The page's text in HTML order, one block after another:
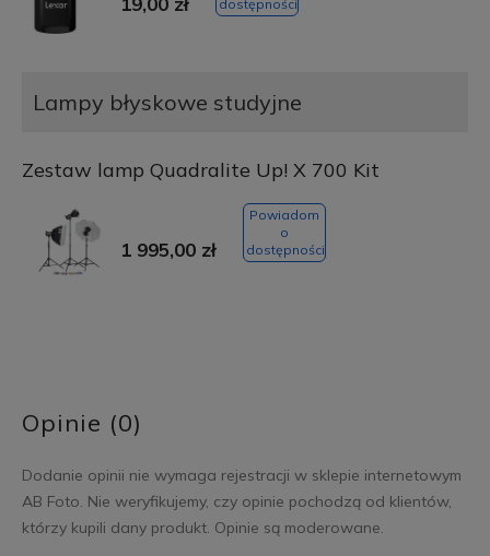
dostępności
Lampy błyskowe studyjne
Zestaw lamp Quadralite Up! X 700 Kit
1 995,00 zł
Powiadom
o
dostępności
Opinie (0)
Dodanie opinii nie wymaga rejestracji w sklepie internetowym
AB Foto. Nie weryfikujemy, czy opinie pochodzą od klientów,
którzy kupili dany produkt. Opinie są moderowane.